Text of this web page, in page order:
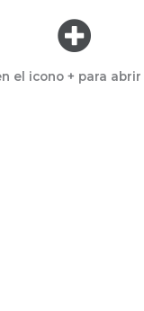
Menú
el icono + para